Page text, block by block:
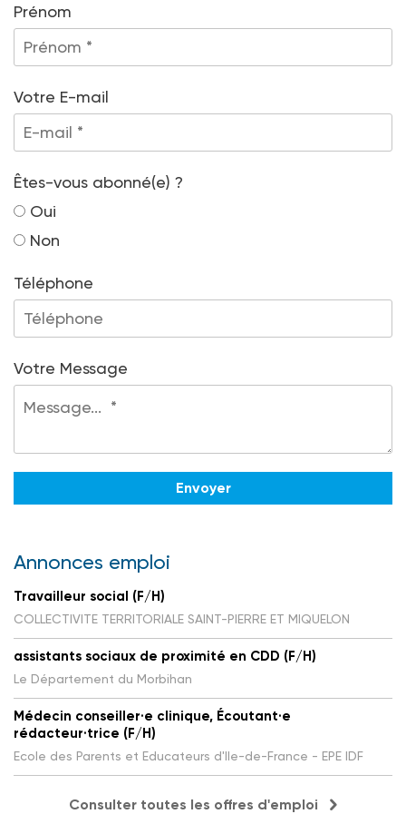
Prénom
Votre E-mail
Êtes-vous abonné(e) ?
Oui
Non
Téléphone
Votre Message
Annonces emploi
Travailleur social (F/H)
COLLECTIVITE TERRITORIALE SAINT-PIERRE ET MIQUELON
assistants sociaux de proximité en CDD (F/H)
Le Département du Morbihan
Médecin conseiller·e clinique, Écoutant·e
rédacteur·trice (F/H)
Ecole des Parents et Educateurs d'Ile-de-France - EPE IDF
Consulter toutes les offres d'emploi